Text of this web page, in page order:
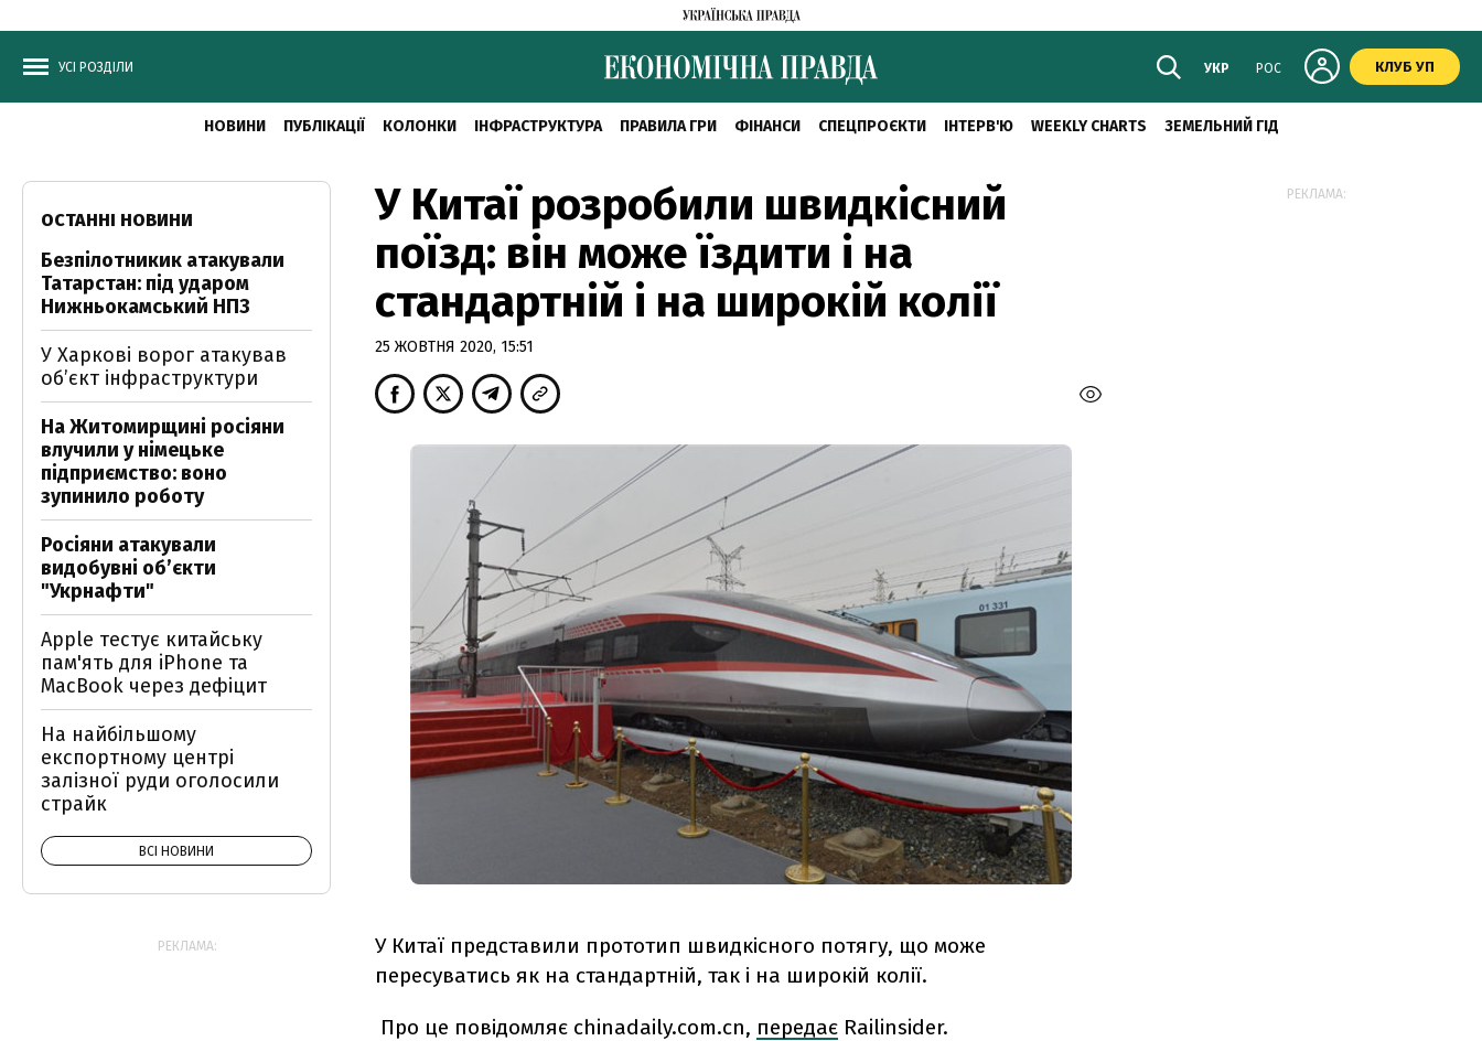
УСІ РОЗДІЛИ УКР РОС КЛУБ УП
НОВИНИ ПУБЛІКАЦІЇ КОЛОНКИ ІНФРАСТРУКТУРА ПРАВИЛА ГРИ ФІНАНСИ СПЕЦПРОЄКТИ ІНТЕРВ'Ю WEEKLY CHARTS ЗЕМЕЛЬНИЙ ГІД
У Китаї розробили швидкісний
поїзд: він може їздити і на
стандартній і на широкій колії
25 ЖОВТНЯ 2020, 15:51
У Китаї представили прототип швидкісного потягу, що може
пересуватись як на стандартній, так і на широкій колії.
Про це повідомляє chinadaily.com.cn, передає Railinsider.
ОСТАННІ НОВИНИ
Безпілотникик атакували
Татарстан: під ударом
Нижньокамський НПЗ
У Харкові ворог атакував
обʼєкт інфраструктури
На Житомирщині росіяни
влучили у німецьке
підприємство: воно
зупинило роботу
Росіяни атакували
видобувні обʼєкти
"Укрнафти"
Apple тестує китайську
пам'ять для iPhone та
MacBook через дефіцит
На найбільшому
експортному центрі
залізної руди оголосили
страйк
ВСІ НОВИНИ
РЕКЛАМА:
РЕКЛАМА: